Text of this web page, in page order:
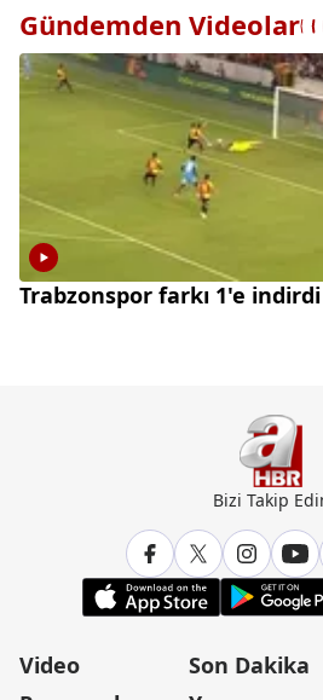
Gündemden Videolar
Trabzonspor farkı 1'e indirdi
Bizi Takip
Video
Son Dakika